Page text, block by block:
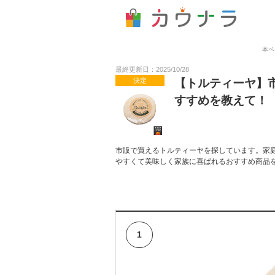
本
最終更新日：2025/10/28
決定
【トルティーヤ
すすめを教えて！
市販で買えるトルティーヤを探しています。
やすくて美味しく家族に喜ばれるおすすめ商
1